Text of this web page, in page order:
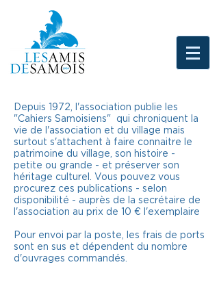
Depuis 1972, l'association publie les
"Cahiers Samoisiens" qui chroniquent la
vie de l'association et du village mais
surtout s'attachent à faire connaitre le
patrimoine du village, son histoire -
petite ou grande - et préserver son
héritage culturel. Vous pouvez vous
procurez ces publications - selon
disponibilité - auprès de la secrétaire de
l'association au prix de 10 € l'exemplaire
Pour envoi par la poste, les frais de ports
sont en sus et dépendent du nombre
d'ouvrages commandés.